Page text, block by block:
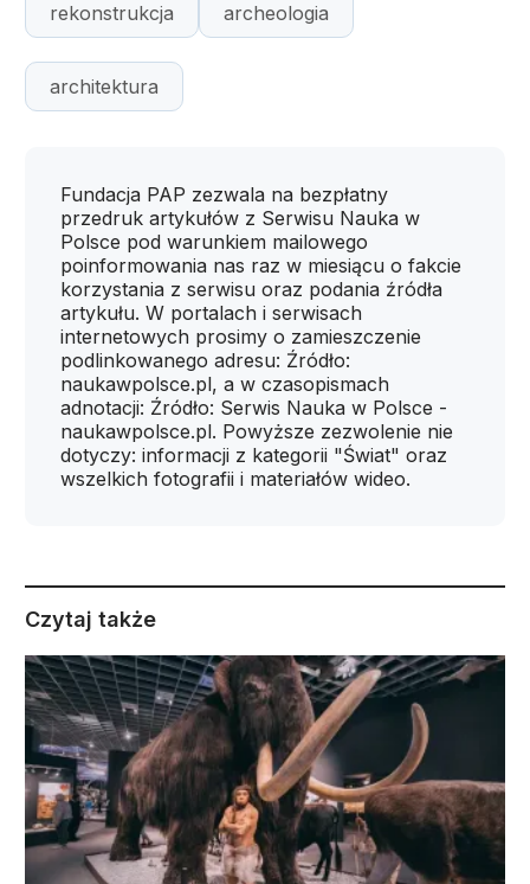
rekonstrukcja archeologia
architektura
Fundacja PAP zezwala na bezpłatny
przedruk artykułów z Serwisu Nauka w
Polsce pod warunkiem mailowego
poinformowania nas raz w miesiącu o fakcie
korzystania z serwisu oraz podania źródła
artykułu. W portalach i serwisach
internetowych prosimy o zamieszczenie
podlinkowanego adresu: Źródło:
naukawpolsce.pl, a w czasopismach
adnotacji: Źródło: Serwis Nauka w Polsce -
naukawpolsce.pl. Powyższe zezwolenie nie
dotyczy: informacji z kategorii "Świat" oraz
wszelkich fotografii i materiałów wideo.
Czytaj także